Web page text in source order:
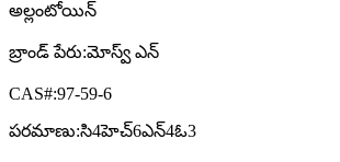
అల్లంటోయిన్
బ్రాండ్ పేరు:మోస్వ్ ఎన్
CAS#:97-59-6
పరమాణు:సి4హెచ్6ఎన్4ఓ3